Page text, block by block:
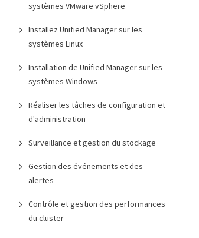
systèmes VMware vSphere
Installez Unified Manager sur les
systèmes Linux
Installation de Unified Manager sur les
systèmes Windows
Réaliser les tâches de configuration et
d'administration
Surveillance et gestion du stockage
Gestion des événements et des
alertes
Contrôle et gestion des performances
du cluster